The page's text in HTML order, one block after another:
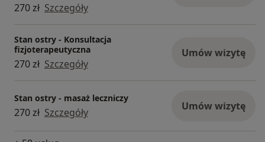
urologiczne, USG ortopedyczne, USG tkanek
miękkich, USG ginekologiczne, USG Doppler
spirometrię, ABI-BOSO, badania funkcjonalne,
cystoskopię, uroflowmetrię, fiberoskopię,
tympanometrię, a także badania krwi i moczu
270 zł Szczegóły
Stan ostry - Konsultacja
fizjoterapeutyczna
270 zł Szczegóły
Umów wizytę
Stan ostry - masaż leczniczy
270 zł Szczegóły Umów wizytę